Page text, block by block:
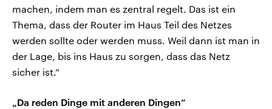
machen, indem man es zentral regelt. Das ist ein
Thema, dass der Router im Haus Teil des Netzes
werden sollte oder werden muss. Weil dann ist man in
der Lage, bis ins Haus zu sorgen, dass das Netz
sicher ist.“
„Da reden Dinge mit anderen Dingen“